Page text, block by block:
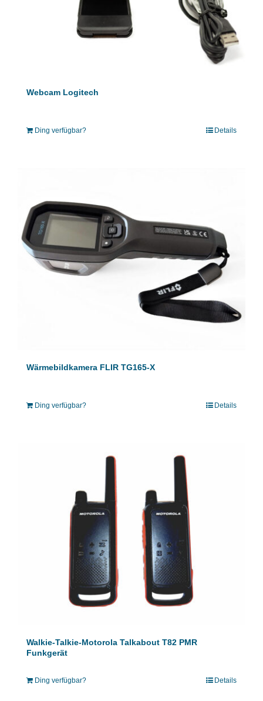
Webcam Logitech
Ding verfügbar? Details
Wärmebildkamera FLIR TG165-X
Ding verfügbar? Details
Walkie-Talkie-Motorola Talkabout T82 PMR
Funkgerät
Ding verfügbar? Details